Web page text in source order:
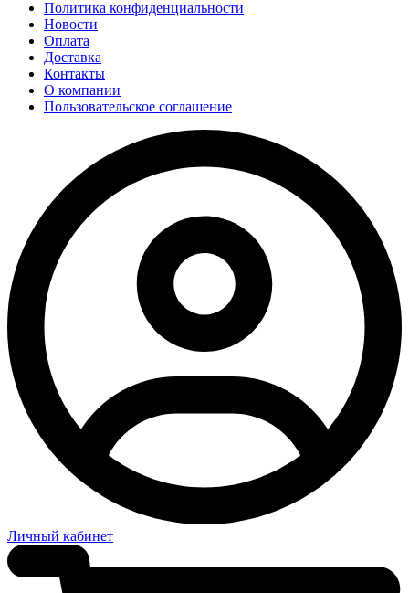
Политика конфиденциальности
Новости
Оплата
Доставка
Контакты
О компании
Пользовательское соглашение
Личный кабинет